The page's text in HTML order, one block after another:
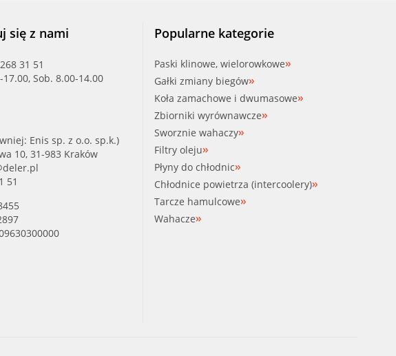
się z nami
31 51
17.00, Sob. 8.00-14.00
Enis sp. z o.o. sp.k.)
10, 31-983 Kraków
51
Popularne kategorie
Paski klinowe, wielorowkowe
Gałki zmiany biegów
Koła zamachowe i dwumasowe
Zbiorniki wyrównawcze
Sworznie wahaczy
Filtry oleju
Płyny do chłodnic
Chłodnice powietrza (intercoolery)
Tarcze hamulcowe
Wahacze